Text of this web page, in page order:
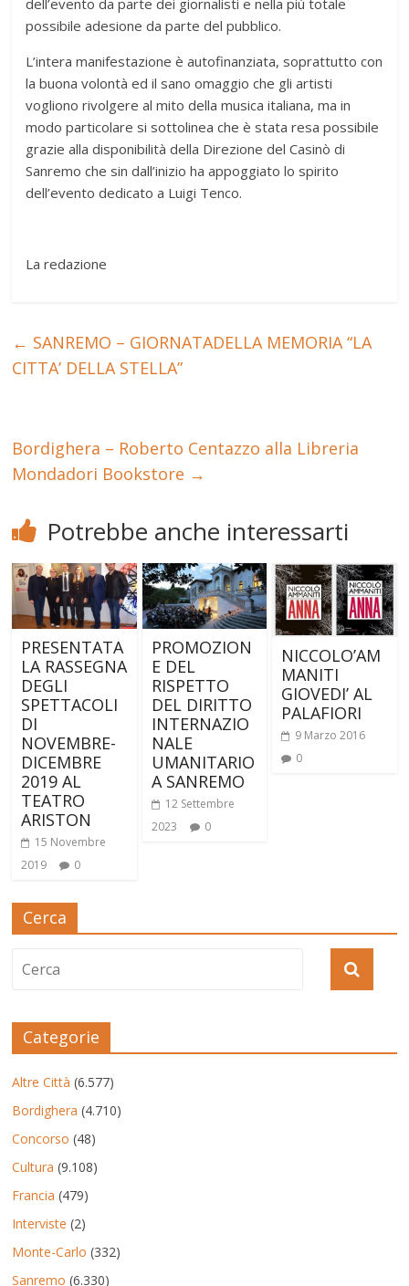
possibile adesione da parte del pubblico.
L’intera manifestazione è autofinanziata, soprattutto con
la buona volontà ed il sano omaggio che gli artisti
vogliono rivolgere al mito della musica italiana, ma in
modo particolare si sottolinea che è stata resa possibile
grazie alla disponibilità della Direzione del Casinò di
Sanremo che sin dall’inizio ha appoggiato lo spirito
dell’evento dedicato a Luigi Tenco.
La redazione
← SANREMO – GIORNATADELLA MEMORIA “LA
CITTA’ DELLA STELLA”
Bordighera – Roberto Centazzo alla Libreria
Mondadori Bookstore →
Potrebbe anche interessarti
PRESENTATA
LA RASSEGNA
DEGLI
SPETTACOLI
DI
NOVEMBRE-
DICEMBRE
2019 AL
TEATRO
ARISTON
15 Novembre
2019
0
PROMOZION
E DEL
RISPETTO
DEL DIRITTO
INTERNAZIO
NALE
UMANITARIO
A SANREMO
12 Settembre
2023
0
NICCOLO’AM
MANITI
GIOVEDI’ AL
PALAFIORI
9 Marzo 2016
0
Cerca
Categorie
Altre Città (6.577)
Bordighera (4.710)
Concorso (48)
Cultura (9.108)
Francia (479)
Interviste (2)
Monte-Carlo (332)
Sanremo (6.330)